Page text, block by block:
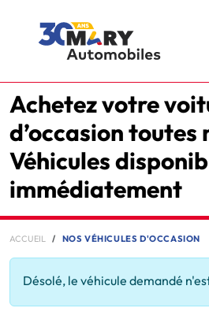
Achetez votre
d’occasion toutes
Véhicules
immédiatement
ACCUEIL NOS VÉHICULES D'OCCASION
Désolé, le véhicule demandé